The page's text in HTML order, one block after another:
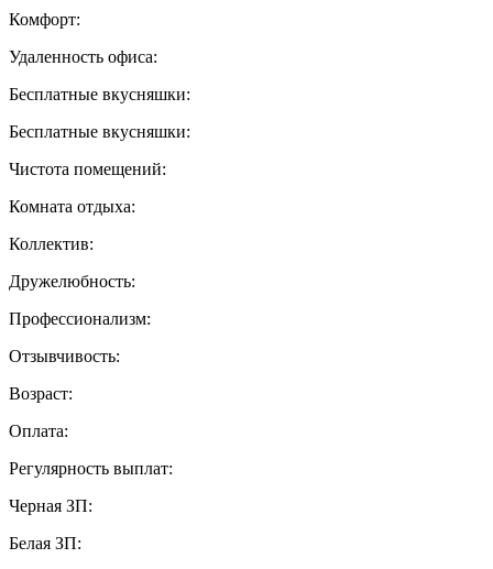
Комфорт:
Удаленность офиса:
Бесплатные вкусняшки:
Бесплатные вкусняшки:
Чистота помещений:
Комната отдыха:
Коллектив:
Дружелюбность:
Профессионализм:
Отзывчивость:
Возраст:
Оплата:
Регулярность выплат:
Черная ЗП:
Белая ЗП: